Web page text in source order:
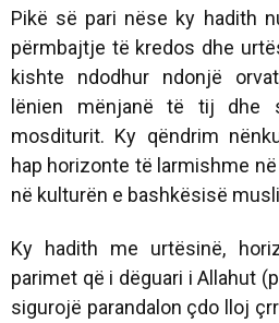
Pikë së pari nëse ky hadith
përmbajtje të kredos dhe
kishte ndodhur ndonjë
lënien mënjanë të tij dhe
mosditurit. Ky qëndrim
hap horizonte të larmishme
në kulturën e bashkësisë
Ky hadith me urtësinë,
parimet që i dëguari i Allahut
sigurojë parandalon çdo lloj